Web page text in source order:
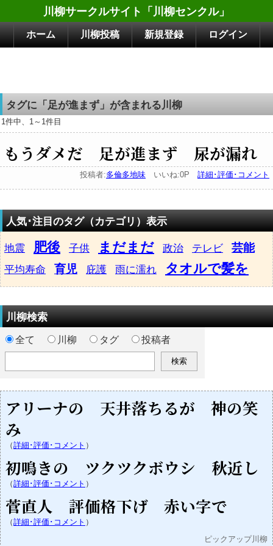
川柳サークルサイト「川柳センクル」
ホーム 川柳投稿 新規登録 ログイン
タグに「足が進まず」が含まれる川柳
1件中、1～1件目
もうダメだ 足が進まず 尿が漏れ
投稿者:多倫多地味 いいね:0P 詳細･評価･コメント
人気･注目のタグ（カテゴリ）表示
地震 肥後 子供 まだまだ 政治 テレビ 芸能
平均寿命 育児 庇護 雨に濡れ タオルで髪を
川柳検索
全て 川柳 タグ 投稿者
アリーナの 天井落ちるが 神の笑
み
（詳細･評価･コメント ）
初鳴きの ツクツクボウシ 秋近し
（詳細･評価･コメント ）
菅直人 評価格下げ 赤い字で
（詳細･評価･コメント ）
ピックアップ川柳